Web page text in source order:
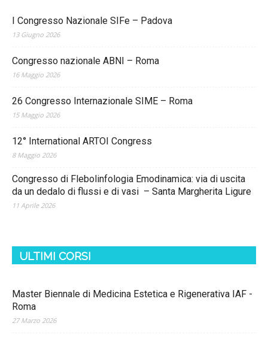
I Congresso Nazionale SIFe – Padova
13 Giugno 2026
Congresso nazionale ABNI – Roma
16 Maggio 2026
26 Congresso Internazionale SIME – Roma
15 Maggio 2026
12° International ARTOI Congress
8 Maggio 2026
Congresso di Flebolinfologia Emodinamica: via di uscita
da un dedalo di flussi e di vasi – Santa Margherita Ligure
11 Aprile 2026
ULTIMI CORSI
Master Biennale di Medicina Estetica e Rigenerativa IAF -
Roma
27 Marzo 2026